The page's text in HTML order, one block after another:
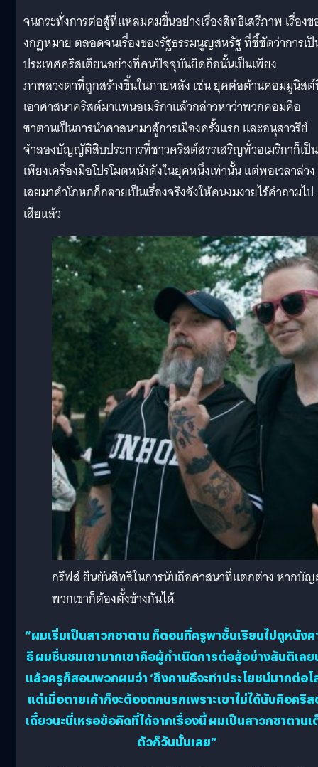
จนกระทั่งการต่อสู้ที่แหลมคมขึ้นอย่างเรื่องสิทธิเสรีภาพ เรื่องข
งกฏหมาย ตลอดจนเรื่องของรัฐธรรมนูญสหรัฐ ที่ชี้ชัดว่าการเ
ประเทศคริสเตียนอย่างที่คนปัจจุบันยึดถือนั้นเป็นเพียง
ภาพลวงตาที่ถูกสร้างขึ้นในภายหลัง เช่น ยุคต่อต้านคอมมูนิส
เอาศาสนาคริสต์มาแทนอเมริกาแล้วกล่าวหาว่าพวกคอมคือ
ซาตานเป็นการนำศาสนามาสู้การเมืองครั้งแรก และอนุสาวรีย์
จำลองบัญญัติสิบประการที่ชาวคริสต์สรรเสริญทั่วอเมริกาก็เป็น
เพียงเครื่องมือโปรโมตหนังดังในยุคหนึ่งเท่านั้น แต่พอเวลาล่วง
เลยมาคำโกหกก็กลายเป็นเรื่องจริงจังให้คนงมงายไร้คำถามไป
เสียแล้ว
กรีฟส์ ยืนยันสิทธิในการนับถือศาสนาที่แตกต่าง หากบัญ
พวกเขาก็ต้องตั้งข้างกันได้
“ผมเริ่มเป็นสาวกซาตาน ก็ตอนที่ครูพาชั้นเรียนไปดูหนังค
ธี ผมชื่นชมเขามากเขาคือผู้กำเนิดการต่อสู้อย่างสันติเลย
แล้วครูก็สอนพวกผมว่า ‘ถึงคานธีจะทำประโยชน์มากต่อโ
แต่เมื่อตายเค้าก็จะต้องตกนรกเพราะเขาไม่ได้นับคือคริส
เดี๋ยวนะนี่เหรอข้อคิดที่ได้จากเรื่องนี้ ผมเป็นสาวกซาตานเ
ตัวก็วันนั้นเลย”